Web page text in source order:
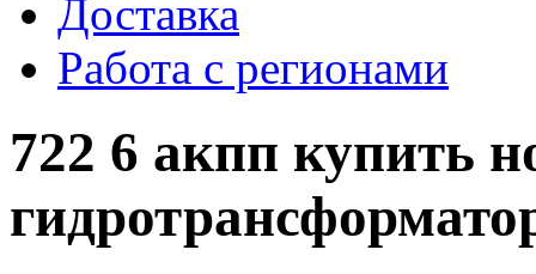
Доставка
Работа с регионами
722 6 акпп купить